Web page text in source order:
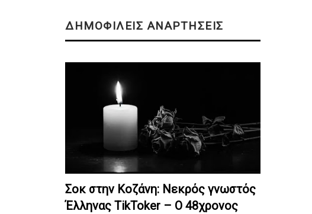
ΔΗΜΟΦΙΛΕΙΣ ΑΝΑΡΤΗΣΕΙΣ
Σοκ στην Κοζάνη: Nεκρός γνωστός
Έλληνας TikToker – Ο 48χρονος